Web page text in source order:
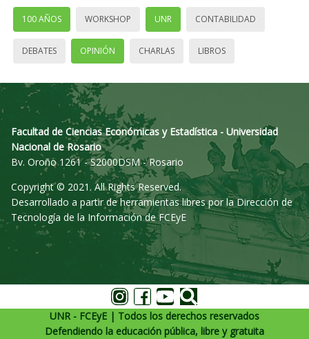
100 AÑOS WORKSHOP UNR CONTABILIDAD
DEBATES OPINIÓN CHARLAS LIBROS
Facultad de Ciencias Económicas y Estadística - Universidad
Nacional de Rosario
Bv. Oroño 1261 - S2000DSM - Rosario
Copyright © 2021. All Rights Reserved.
Desarrollado a partir de herramientas libres por la Dirección de
Tecnología de la Información de FCEyE
UNR - FCEyE | Todos los derechos reservados
Defendiendo la educación pública, libre y gratuita